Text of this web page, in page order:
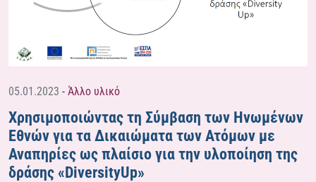
05.01.2023 - Άλλο υλικό
Χρησιμοποιώντας τη Σύμβαση των Ηνωμένων
Εθνών για τα Δικαιώματα των Ατόμων με
Αναπηρίες ως πλαίσιο για την υλοποίηση της
δράσης «DiversityUp»